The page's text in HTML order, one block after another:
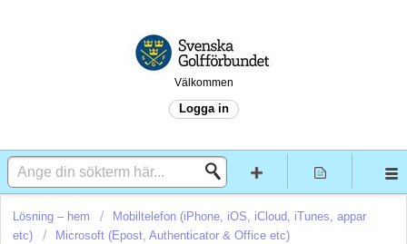
Välkommen
Logga in
Lösning – hem
Mobiltelefon (iPhone, iOS, iCloud, iTunes, appar
etc)
Microsoft (Epost, Authenticator & Office etc)